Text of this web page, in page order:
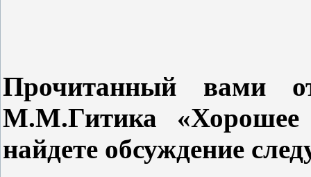
Прочитанный вами
М.М.Гитика
найдете обсуждение